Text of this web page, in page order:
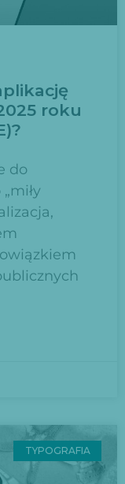
roku
do
TYPOGRAFIA